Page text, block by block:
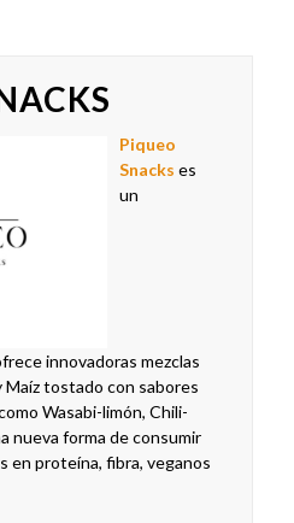
Piqueo
Snacks es
un
innovadoras mezclas
Maíz tostado con sabores
Wasabi-limón, Chili-
nueva forma de consumir
en proteína, fibra, veganos